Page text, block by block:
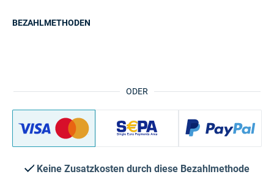
ODER
BEZAHLMETHODEN
Keine Zusatzkosten durch diese Bezahlmethode